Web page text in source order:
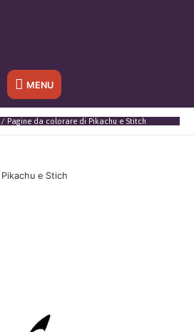
Sotto
l'header
MENU
Pagine da colorare di Pikachu e Stitch
Pikachu e Stich